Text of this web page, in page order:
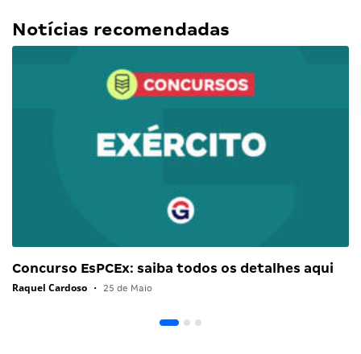
Notícias recomendadas
Concurso EsPCEx: saiba todos os detalhes aqui
Raquel Cardoso • 25 de Maio